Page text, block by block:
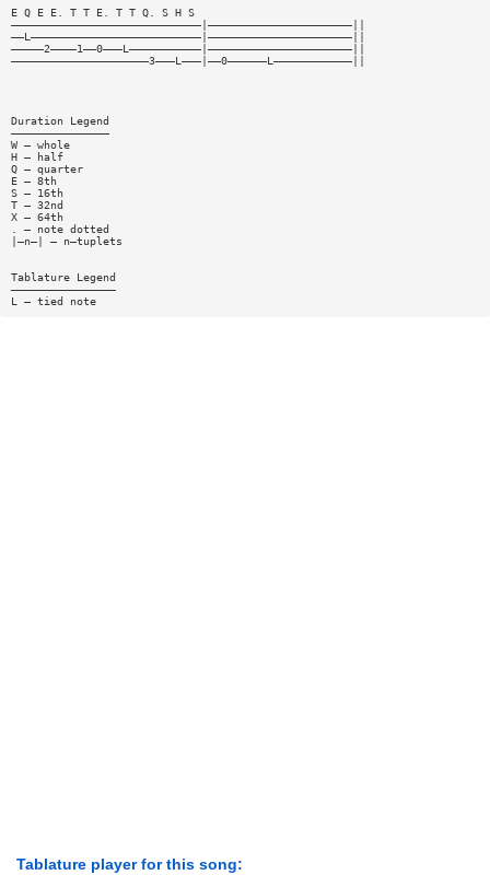
E Q E E. T T E. T T Q. S H S
—————————————————————————————|——————————————————————||
——L——————————————————————————|——————————————————————||
—————2————1——0———L———————————|——————————————————————||
—————————————————————3———L———|——0——————L————————————||
Duration Legend
———————————————
W — whole
H — half
Q — quarter
E — 8th
S — 16th
T — 32nd
X — 64th
. — note dotted
|—n—| — n—tuplets
Tablature Legend
————————————————
L — tied note
Tablature player for this song: